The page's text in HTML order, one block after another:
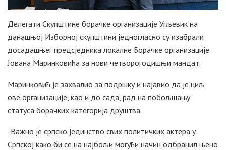
Делегати Скупштине борачке организације Угљевик на
данашњој Изборној скупштини једногласно су изабрали
досадашњег предсједника локалне Борачке организације
Јована Маринковића за нови четворогодишњи мандат.
Маринковић је захвалио за подршку и најавио да је циљ
ове организације, као и до сада, рад на побољшању
статуса борачких категорија друштва.
-Важно је српско јединство свих политичких актера у
Српској како би се на најбољи могући начин одбранил њено